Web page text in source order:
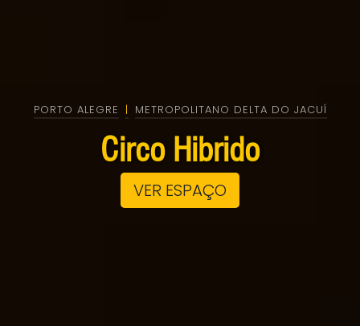
PORTO ALEGRE | METROPOLITANO DELTA DO JACUÍ
Circo Hibrido
VER ESPAÇO